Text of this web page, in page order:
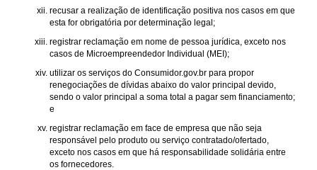
recusar a realização de identificação positiva nos casos em que
esta for obrigatória por determinação legal;
registrar reclamação em nome de pessoa jurídica, exceto nos
casos de Microempreendedor Individual (MEI);
utilizar os serviços do Consumidor.gov.br para propor
renegociações de dívidas abaixo do valor principal devido,
sendo o valor principal a soma total a pagar sem financiamento;
e
registrar reclamação em face de empresa que não seja
responsável pelo produto ou serviço contratado/ofertado,
exceto nos casos em que há responsabilidade solidária entre
os fornecedores.